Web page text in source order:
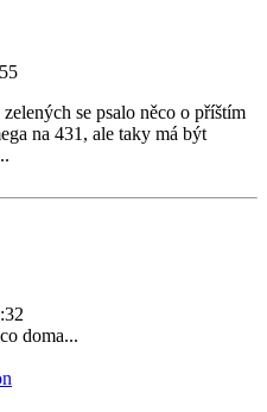
se psalo něco o příštím
na 431, ale taky má být
doma...